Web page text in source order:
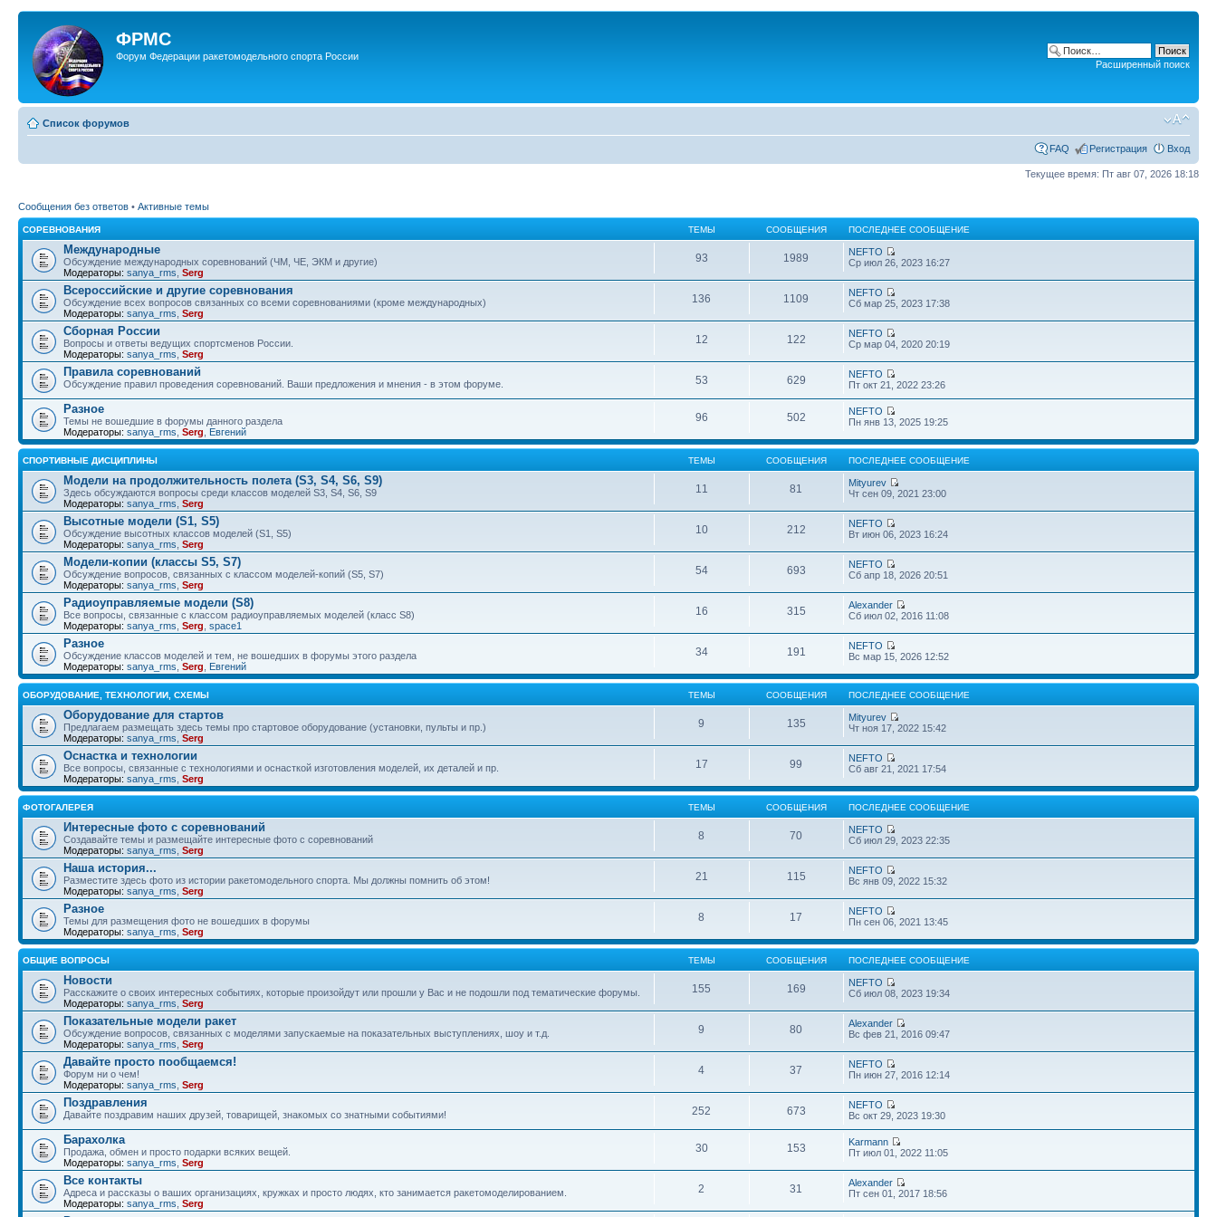
ФРМС
Форум Федерации ракетомодельного спорта России
Расширенный поиск
Список форумов
FAQ Регистрация Вход
Текущее время: Пт авг 07, 2026 18:18
Сообщения без ответов • Активные темы
СОРЕВНОВАНИЯ ТЕМЫ СООБЩЕНИЯ ПОСЛЕДНЕЕ СООБЩЕНИЕ
Международные
Обсуждение международных соревнований (ЧМ, ЧЕ, ЭКМ и другие)
Модераторы: sanya_rms Serg
93 1989
NEFTO
Ср июл 26, 2023 16:27
Всероссийские и другие соревнования
Обсуждение всех вопросов связанных со всеми соревнованиями (кроме международных)
Модераторы: sanya_rms Serg
136 1109
NEFTO
Сб мар 25, 2023 17:38
Сборная России
Вопросы и ответы ведущих спортсменов России.
Модераторы: sanya_rms Serg
12 122
NEFTO
Ср мар 04, 2020 20:19
Правила соревнований
Обсуждение правил проведения соревнований. Ваши предложения и мнения - в этом форуме. 53 629
NEFTO
Пт окт 21, 2022 23:26
Разное
Темы не вошедшие в форумы данного раздела
Модераторы: sanya_rms Serg Евгений
96 502
NEFTO
Пн янв 13, 2025 19:25
СПОРТИВНЫЕ ДИСЦИПЛИНЫ ТЕМЫ СООБЩЕНИЯ ПОСЛЕДНЕЕ СООБЩЕНИЕ
Модели на продолжительность полета (S3, S4, S6, S9)
Здесь обсуждаются вопросы среди классов моделей S3, S4, S6, S9
Модераторы: sanya_rms Serg
11 81
Mityurev
Чт сен 09, 2021 23:00
Высотные модели (S1, S5)
Обсуждение высотных классов моделей (S1, S5)
Модераторы: sanya_rms Serg
10 212
NEFTO
Вт июн 06, 2023 16:24
Модели-копии (классы S5, S7)
Обсуждение вопросов, связанных с классом моделей-копий (S5, S7)
Модераторы: sanya_rms Serg
54 693
NEFTO
Сб апр 18, 2026 20:51
Радиоуправляемые модели (S8)
Все вопросы, связанные с классом радиоуправляемых моделей (класс S8)
Модераторы: sanya_rms Serg space1
16 315
Alexander
Сб июл 02, 2016 11:08
Разное
Обсуждение классов моделей и тем, не вошедших в форумы этого раздела
Модераторы: sanya_rms Serg Евгений
34 191
NEFTO
Вс мар 15, 2026 12:52
ОБОРУДОВАНИЕ, ТЕХНОЛОГИИ, СХЕМЫ ТЕМЫ СООБЩЕНИЯ ПОСЛЕДНЕЕ СООБЩЕНИЕ
Оборудование для стартов
Предлагаем размещать здесь темы про стартовое оборудование (установки, пульты и пр.)
Модераторы: sanya_rms Serg
9 135
Mityurev
Чт ноя 17, 2022 15:42
Оснастка и технологии
Все вопросы, связанные с технологиями и оснасткой изготовления моделей, их деталей и пр.
Модераторы: sanya_rms Serg
17 99
NEFTO
Сб авг 21, 2021 17:54
ФОТОГАЛЕРЕЯ ТЕМЫ СООБЩЕНИЯ ПОСЛЕДНЕЕ СООБЩЕНИЕ
Интересные фото с соревнований
Создавайте темы и размещайте интересные фото с соревнований
Модераторы: sanya_rms Serg
8 70
NEFTO
Сб июл 29, 2023 22:35
Наша история...
Разместите здесь фото из истории ракетомодельного спорта. Мы должны помнить об этом!
Модераторы: sanya_rms Serg
21 115
NEFTO
Вс янв 09, 2022 15:32
Разное
Темы для размещения фото не вошедших в форумы
Модераторы: sanya_rms Serg
8 17
NEFTO
Пн сен 06, 2021 13:45
ОБЩИЕ ВОПРОСЫ ТЕМЫ СООБЩЕНИЯ ПОСЛЕДНЕЕ СООБЩЕНИЕ
Новости
Расскажите о своих интересных событиях, которые произойдут или прошли у Вас и не подошли под тематические форумы.
Модераторы: sanya_rms Serg
155 169
NEFTO
Сб июл 08, 2023 19:34
Показательные модели ракет
Обсуждение вопросов, связанных с моделями запускаемые на показательных выступлениях, шоу и т.д.
Модераторы: sanya_rms Serg
9 80
Alexander
Вс фев 21, 2016 09:47
Давайте просто пообщаемся!
Форум ни о чем!
Модераторы: sanya_rms Serg
4 37
NEFTO
Пн июн 27, 2016 12:14
Поздравления
Давайте поздравим наших друзей, товарищей, знакомых со знатными событиями! 252 673
NEFTO
Вс окт 29, 2023 19:30
Барахолка
Продажа, обмен и просто подарки всяких вещей.
Модераторы: sanya_rms Serg
30 153
Karmann
Пт июл 01, 2022 11:05
Все контакты
Адреса и рассказы о ваших организациях, кружках и просто людях, кто занимается ракетомоделированием.
Модераторы: sanya_rms Serg
2 31
Alexander
Пт сен 01, 2017 18:56